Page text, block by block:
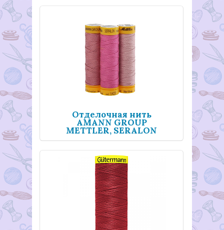
Отделочная нить
AMANN GROUP
METTLER, SERALON
TOP-STITCH, 30 м 121